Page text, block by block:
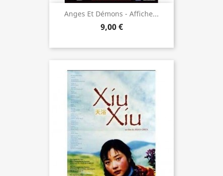
Anges Et Démons - Affiche...
9,00 €